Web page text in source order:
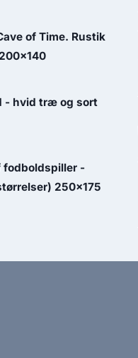
of Time. Rustik
- hvid træ og sort
fodboldspiller -
250x175